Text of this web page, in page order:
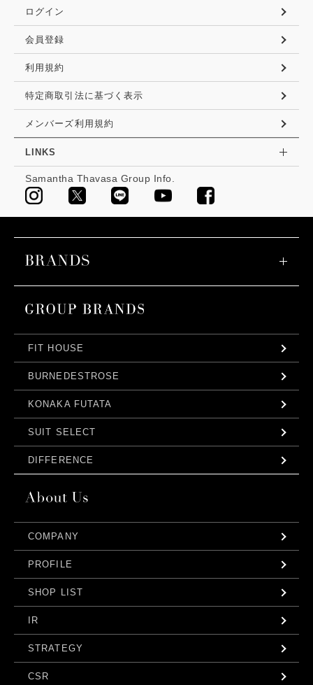
ログイン
会員登録
利用規約
特定商取引法に基づく表示
メンバーズ利用規約
LINKS
Samantha Thavasa Group Info.
FIT HOUSE
BURNEDESTROSE
KONAKA FUTATA
SUIT SELECT
DIFFERENCE
COMPANY
PROFILE
SHOP LIST
IR
STRATEGY
CSR